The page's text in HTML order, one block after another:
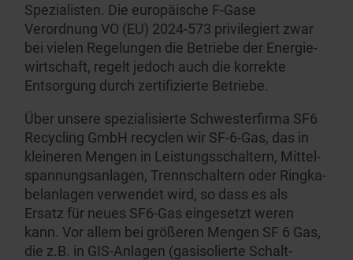
Spezia­listen. Die europäische F-Gase
Verordnung VO (EU) 2024-573 privilegiert zwar
bei vielen Regelungen die Betriebe der Energie­
wirt­schaft, regelt jedoch auch die korrekte
Entsorgung durch zertifi­zierte Betriebe.
Über unsere spezia­li­sierte Schwes­terfirma SF6
Recycling GmbH recyclen wir SF-6-Gas, das in
kleineren Mengen in Leistungs­schaltern, Mittel­
span­nungs­anlagen, Trennschaltern oder Ringka­
bel­anlagen verwendet wird, so dass es als
Ersatz für neues SF6-Gas eingesetzt weren
kann. Vor allem bei größeren Mengen SF 6 Gas,
die z.B. in GIS-Anlagen (gasiso­lierte Schalt­